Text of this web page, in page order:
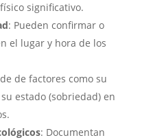
significativo.
: Pueden confirmar o
el lugar y hora de los
de factores como su
estado (sobriedad) en
: Documentan